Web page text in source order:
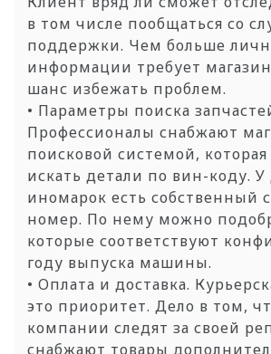
в том числе пообщаться со
поддержки. Чем больше
информации требует
шанс избежать проблем.
• Параметры поиска
Профессионалы снабжают
поисковой системой,
искать детали по вин-коду. У
иномарок есть собственный
номер. По нему можно
которые соответствуют
году выпуска машины.
• Оплата и доставка.
это приоритет. Дело в том,
компании следят за своей
снабжают товары